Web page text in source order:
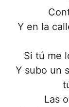
Y en la
Si tú me
Y subo un
Las